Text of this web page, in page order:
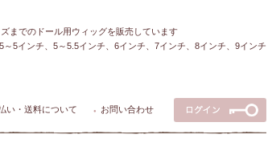
までのドール用ウィッグを販売しています
5インチ、5～5.5インチ、6インチ、7インチ、8インチ、9インチ
い・送料について ● お問い合わせ